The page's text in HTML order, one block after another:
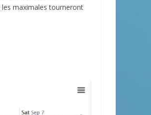
les maximales tourneront